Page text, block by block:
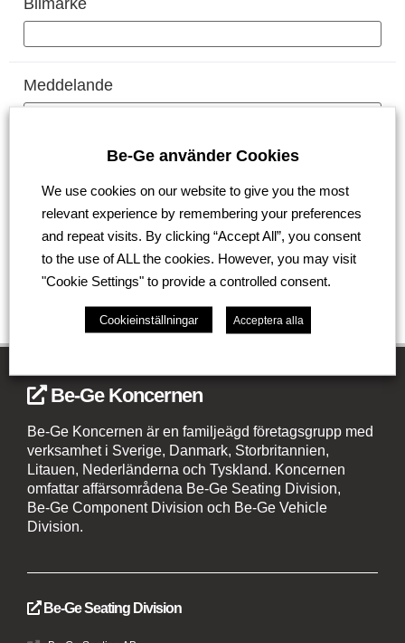
Bilmärke
Meddelande
Be-Ge Koncernen
Be-Ge Koncernen är en familjeägd företagsgrupp med
verksamhet i Sverige, Danmark, Storbritannien,
Litauen, Nederländerna och Tyskland. Koncernen
omfattar affärsområdena Be-Ge Seating Division,
Be-Ge Component Division och Be-Ge Vehicle
Division.
Be-Ge Seating Division
Be-Ge använder Cookies
We use cookies on our website to give you the most
relevant experience by remembering your preferences
and repeat visits. By clicking “Accept All”, you consent
to the use of ALL the cookies. However, you may visit
"Cookie Settings" to provide a controlled consent.
Cookieinställningar Acceptera alla